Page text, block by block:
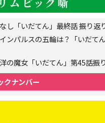
し「いだてん」最終話 振り返
ンパルスの五輪は？「いだて
の魔女「いだてん」第45話振
クナンバー